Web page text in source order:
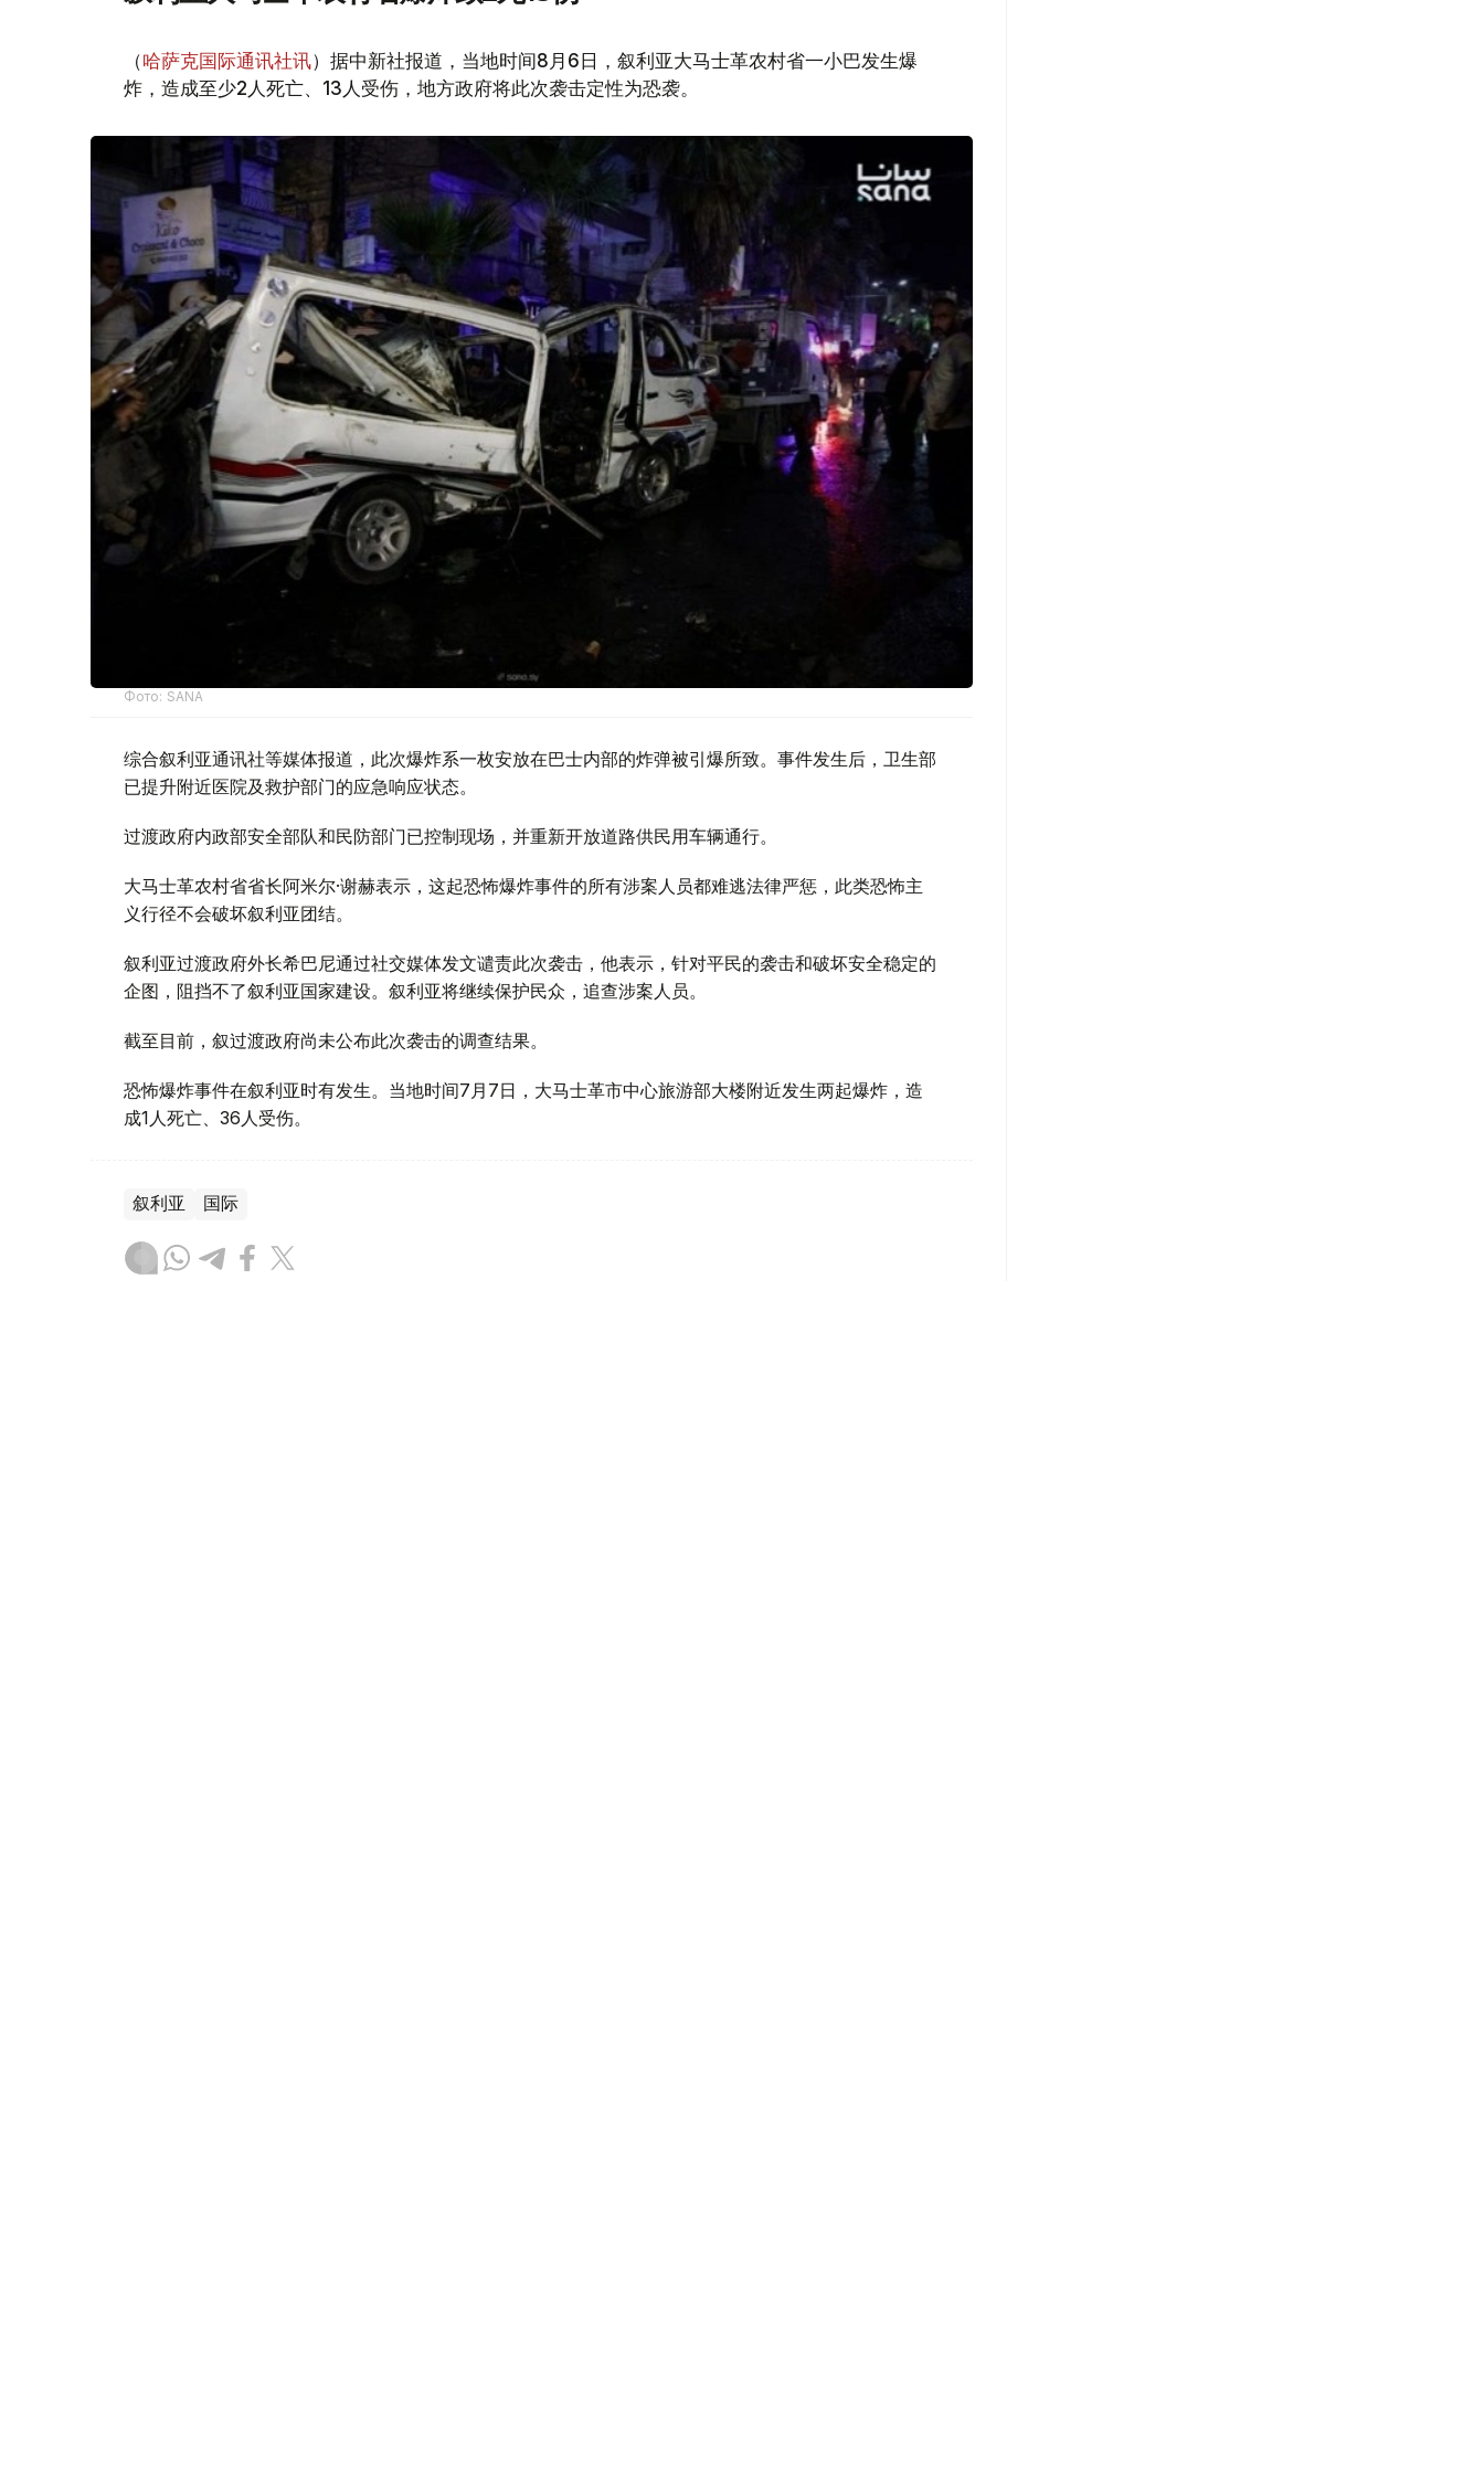
（哈萨克国际通讯社讯）据中新社报道，当地时间8月6日，叙利亚大马士革农村省一小巴发生爆
炸，造成至少2人死亡、13人受伤，地方政府将此次袭击定性为恐袭。
Фото: SANA
综合叙利亚通讯社等媒体报道，此次爆炸系一枚安放在巴士内部的炸弹被引爆所致。事件发生后，卫生部
已提升附近医院及救护部门的应急响应状态。
过渡政府内政部安全部队和民防部门已控制现场，并重新开放道路供民用车辆通行。
大马士革农村省省长阿米尔·谢赫表示，这起恐怖爆炸事件的所有涉案人员都难逃法律严惩，此类恐怖主
义行径不会破坏叙利亚团结。
叙利亚过渡政府外长希巴尼通过社交媒体发文谴责此次袭击，他表示，针对平民的袭击和破坏安全稳定的
企图，阻挡不了叙利亚国家建设。叙利亚将继续保护民众，追查涉案人员。
截至目前，叙过渡政府尚未公布此次袭击的调查结果。
恐怖爆炸事件在叙利亚时有发生。当地时间7月7日，大马士革市中心旅游部大楼附近发生两起爆炸，造
成1人死亡、36人受伤。
叙利亚 国际